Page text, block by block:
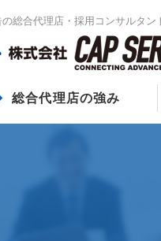
総合代理店・採用コンサルタン
総合代理店の強み